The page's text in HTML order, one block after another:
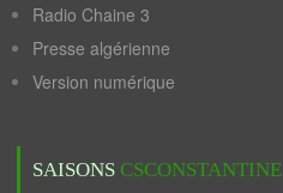
Radio Chaine 3
Presse algérienne
Version numérique
SAISONS CSCONSTANTINE